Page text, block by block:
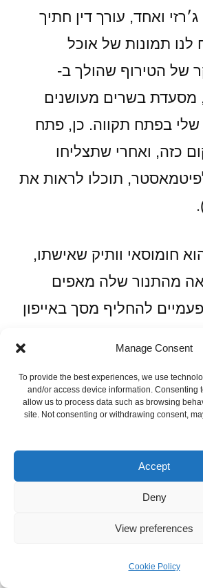
Manage Consent
To provide the best experiences, we use
and/or access device information. Consenting
allow us to process data such as browsing
site. Not consenting or withdrawing consent,
Accept
Deny
View preferences
Cookie Policy
ואחד, עורך דין חתיך
לנו תמונות של אוכל
של הטירוף שהולך ב-
בשרים מעושנים
בפתח תקווה. כן, פתח
כזה, ואחרי שתצליחו
תוכלו לראות את
חומוסאי וותיק שאישתו,
מהתנור שלה מאפים
להחליף מסך באייפון
חומוס. ולא רק שהוא מכין
שולח לקבוצה תמונות.
לי מלאכול סרטים
שלו, החלטתי לעשות